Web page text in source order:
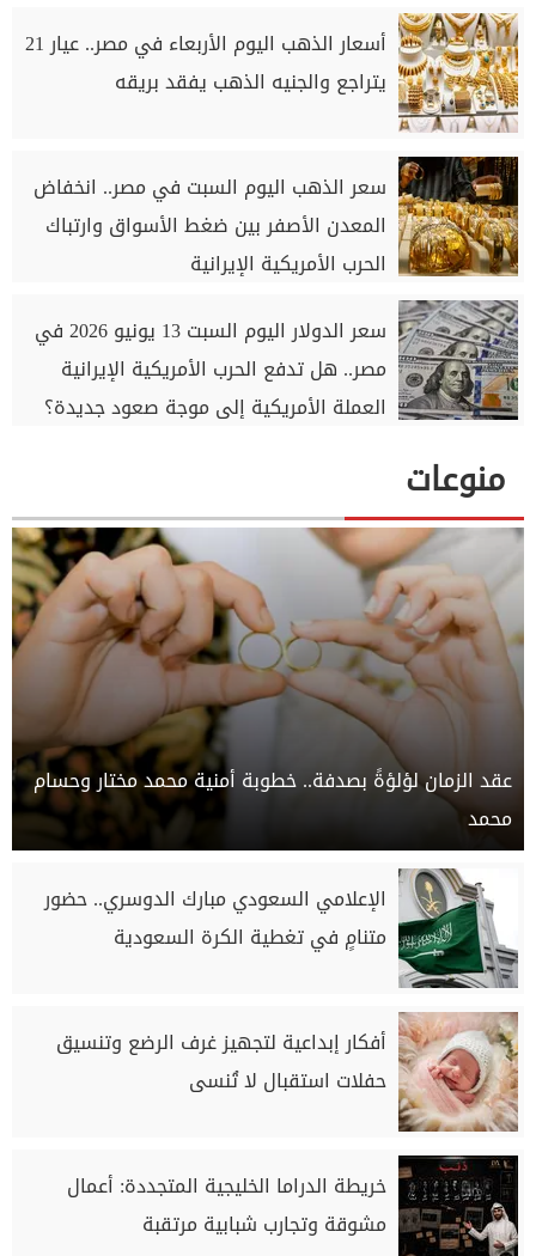
أسعار الذهب اليوم الأربعاء في مصر.. عيار 21
يتراجع والجنيه الذهب يفقد بريقه
سعر الذهب اليوم السبت في مصر.. انخفاض
المعدن الأصفر بين ضغط الأسواق وارتباك
الحرب الأمريكية الإيرانية
سعر الدولار اليوم السبت 13 يونيو 2026 في
مصر.. هل تدفع الحرب الأمريكية الإيرانية
العملة الأمريكية إلى موجة صعود جديدة؟
منوعات
عقد الزمان لؤلؤةً بصدفة.. خطوبة أمنية محمد مختار وحسام
محمد
الإعلامي السعودي مبارك الدوسري.. حضور
متنامٍ في تغطية الكرة السعودية
أفكار إبداعية لتجهيز غرف الرضع وتنسيق
حفلات استقبال لا تُنسى
خريطة الدراما الخليجية المتجددة: أعمال
مشوقة وتجارب شبابية مرتقبة